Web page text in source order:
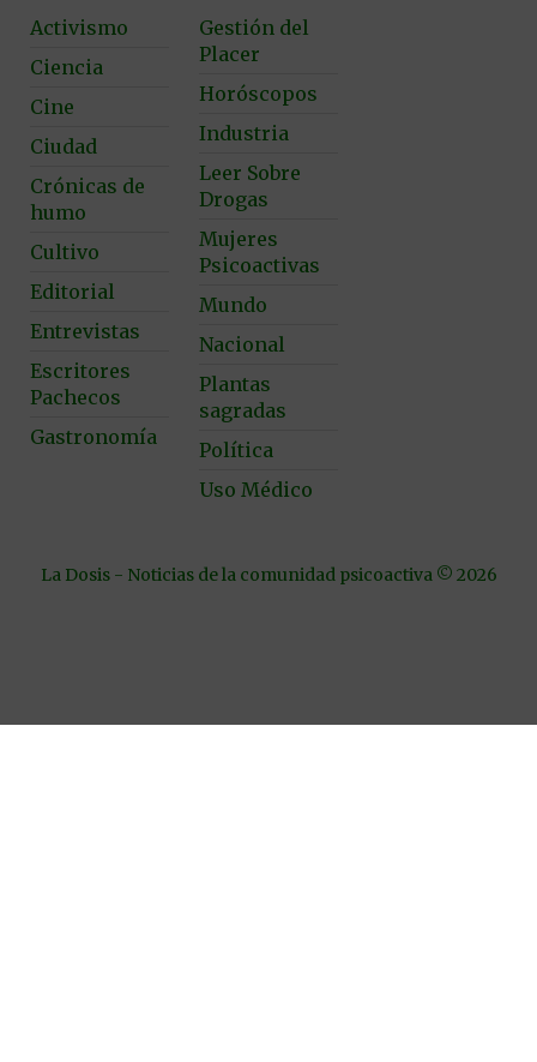
Activismo
Ciencia
Cine
Ciudad
Crónicas de
humo
Cultivo
Editorial
Entrevistas
Escritores
Pachecos
Gastronomía
Gestión del
Placer
Horóscopos
Industria
Leer Sobre
Drogas
Mujeres
Psicoactivas
Mundo
Nacional
Plantas
sagradas
Política
Uso Médico
La Dosis - Noticias de la comunidad psicoactiva © 2026